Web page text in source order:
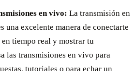
en vivo: La transmisión en
una excelente manera de conectarte
tiempo real y mostrar tu
las transmisiones en vivo para
tutoriales o para echar un